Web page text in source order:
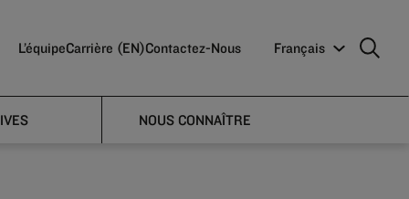
L’équipeCarrière (EN)Contactez-Nous Français
NOUS CONNAÎTRE